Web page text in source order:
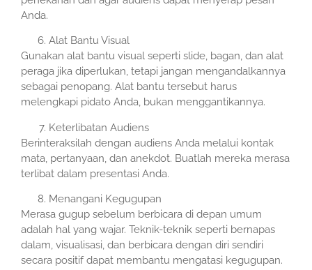
Anda.
Alat Bantu Visual
Gunakan alat bantu visual seperti slide, bagan, dan alat
peraga jika diperlukan, tetapi jangan mengandalkannya
sebagai penopang. Alat bantu tersebut harus
melengkapi pidato Anda, bukan menggantikannya.
Keterlibatan Audiens
Berinteraksilah dengan audiens Anda melalui kontak
mata, pertanyaan, dan anekdot. Buatlah mereka merasa
terlibat dalam presentasi Anda.
Menangani Kegugupan
Merasa gugup sebelum berbicara di depan umum
adalah hal yang wajar. Teknik-teknik seperti bernapas
dalam, visualisasi, dan berbicara dengan diri sendiri
secara positif dapat membantu mengatasi kegugupan.